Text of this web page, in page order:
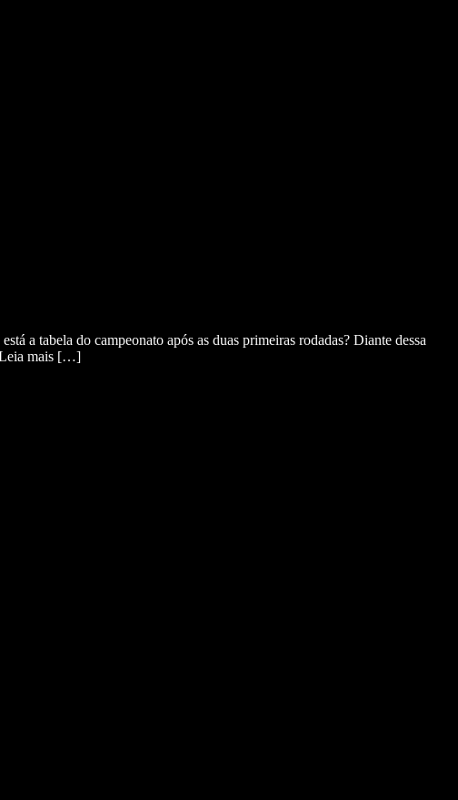
a tabela do campeonato após as duas primeiras rodadas? Diante dessa
Leia mais […]